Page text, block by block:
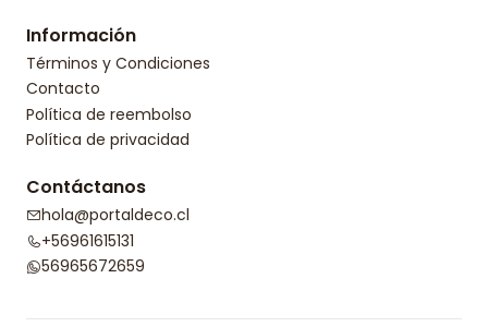
Información
Términos y Condiciones
Contacto
Política de reembolso
Política de privacidad
Contáctanos
hola@portaldeco.cl
+56961615131
56965672659